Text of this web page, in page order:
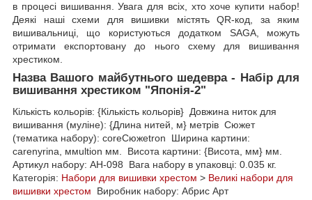
в процесі вишивання. Увага для всіх, хто хоче купити набор!
Деякі наші схеми для вишивки містять QR-код, за яким
вишивальниці, що користуються додатком SAGA, можуть
отримати експортовану до нього схему для вишивання
хрестиком.
Назва Вашого майбутнього шедевра - Набір для
вишивання хрестиком "Японія-2"
Кількість кольорів: {Кількість кольорів} Довжина ниток для
вишивання (муліне): {Длина нитей, м} метрів Сюжет
(тематика набору): coreСюжеtron Ширина картини:
carenyrina, ммultion мм. Висота картини: {Висота, мм} мм.
Артикул набору: AH-098 Вага набору в упаковці: 0.035 кг.
Категорія: Набори для вишивки хрестом > Великі набори для
вишивки хрестом Виробник набору: Абрис Арт